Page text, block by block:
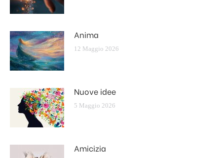
Anima
12 Maggio 2026
Nuove idee
5 Maggio 2026
Amicizia